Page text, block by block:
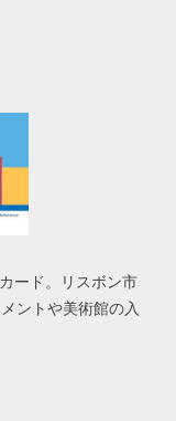
ード。リスボン市
ントや美術館の入